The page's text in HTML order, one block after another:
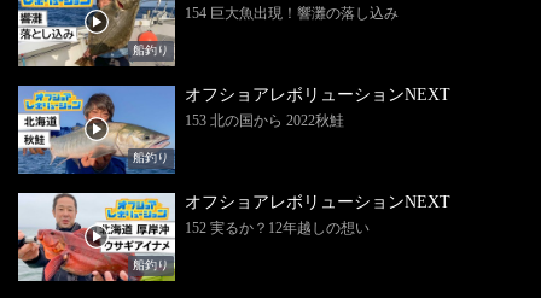
船釣り
154 巨大魚出現！響灘の落し込み
船釣り
オフショアレボリューションNEXT
153 北の国から 2022秋鮭
船釣り
オフショアレボリューションNEXT
152 実るか？12年越しの想い